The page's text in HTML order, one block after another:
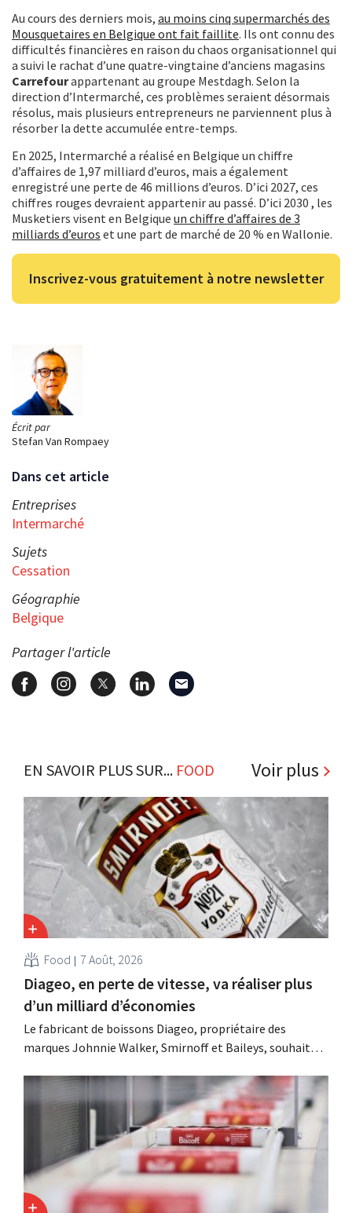
Écrit par
Stefan Van Rompaey
Dans cet article
Entreprises
Intermarché
Sujets
Cessation
Géographie
Belgique
Partager l'article
Au cours des derniers mois, au moins cinq supermarchés des
Mousquetaires en Belgique ont fait faillite. Ils ont connu des
difficultés financières en raison du chaos organisationnel qui
a suivi le rachat d’une quatre-vingtaine d’anciens magasins
Carrefourappartenant au groupe Mestdagh. Selon la
direction d’Intermarché, ces problèmes seraient désormais
résolus, mais plusieurs entrepreneurs ne parviennent plus à
résorber la dette accumulée entre-temps.
En 2025, Intermarché a réalisé en Belgique un chiffre
d’affaires de 1,97 milliard d’euros, mais a également
enregistré une perte de 46 millions d’euros. D’ici 2027, ces
chiffres rouges devraient appartenir au passé. D’ici 2030 , les
Musketiers visent en Belgique un chiffre d’affaires de 3
milliards d’euros et une part de marché de 20 % en Wallonie.
Inscrivez-vous gratuitement à notre newsletter
EN SAVOIR PLUS SUR... FOOD Voir plus
Food 7 Août, 2026
Diageo, en perte de vitesse, va réaliser plus
d’un milliard d’économies
Le fabricant de boissons Diageo, propriétaire des
marques Johnnie Walker, Smirnoff et Baileys, souhaite,
considérablement ses coûts tout en investissant dans la
croissance, notamment pour Guinness et les cocktails
prêts à boire.